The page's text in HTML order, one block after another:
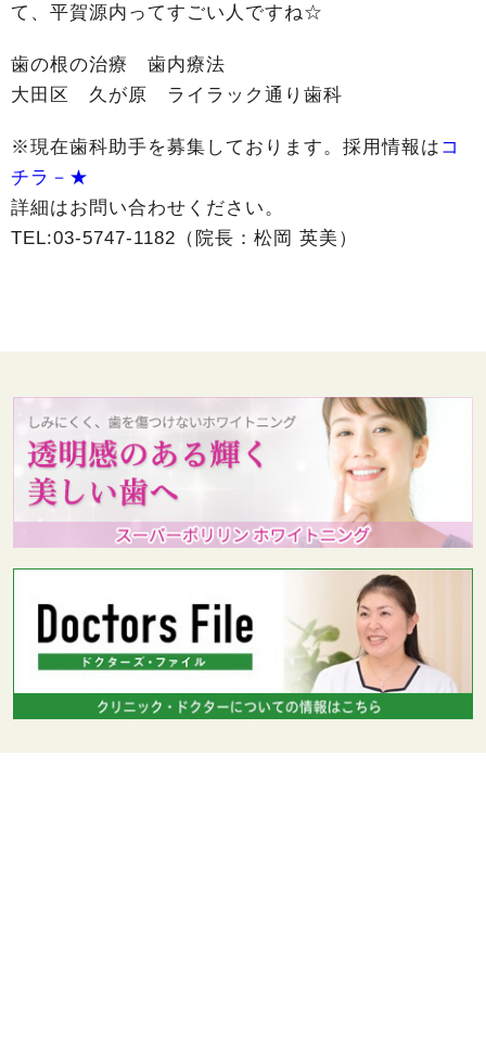
て、平賀源内ってすごい人ですね☆
歯の根の治療 歯内療法
大田区 久が原 ライラック通り歯科
※現在歯科助手を募集しております。採用情報は コ
チラ－★
詳細はお問い合わせください。
TEL:03-5747-1182（院長：松岡 英美）